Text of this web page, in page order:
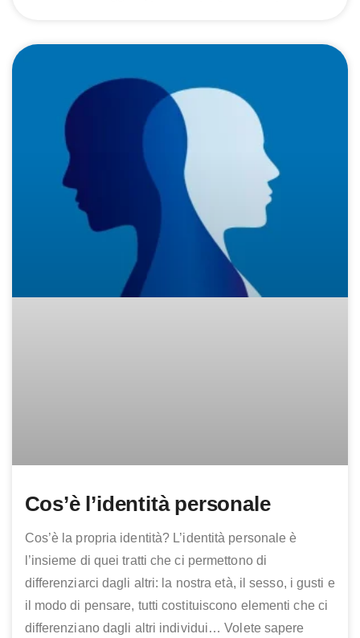
Cos’è l’identità personale
Cos’è la propria identità? L’identità personale è
l’insieme di quei tratti che ci permettono di
differenziarci dagli altri: la nostra età, il sesso, i gusti e
il modo di pensare, tutti costituiscono elementi che ci
differenziano dagli altri individui… Volete sapere